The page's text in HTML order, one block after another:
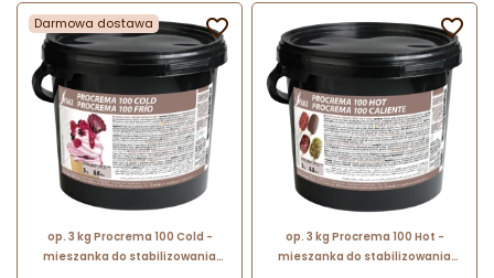
Darmowa dostawa
op. 3 kg Procrema 100 Cold -
mieszanka do stabilizowania

op. 3 kg Procrema 100 Hot -
mieszanka do stabilizowania
